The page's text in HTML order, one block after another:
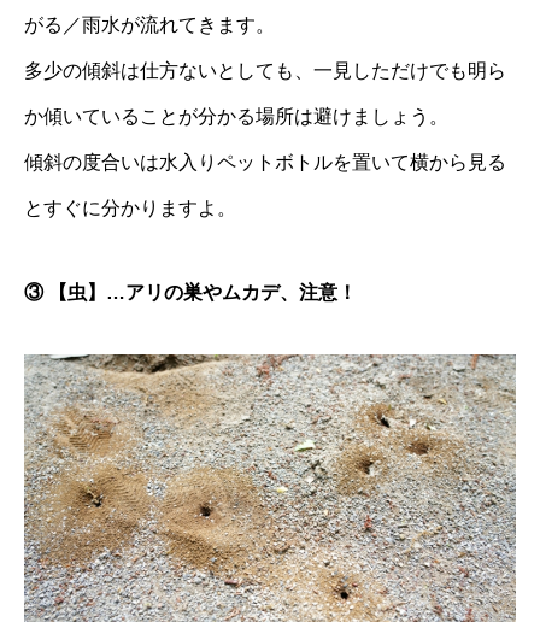
がる／雨水が流れてきます。
多少の傾斜は仕方ないとしても、一見しただけでも明ら
か傾いていることが分かる場所は避けましょう。
傾斜の度合いは水入りペットボトルを置いて横から見る
とすぐに分かりますよ。
③ 【虫】…アリの巣やムカデ、注意！